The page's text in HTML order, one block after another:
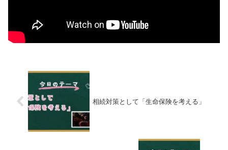
相続対策として「生命保険を考える」